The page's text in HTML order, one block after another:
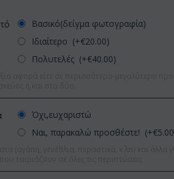
Βασικό(δείγμα φωτογραφία)
Ιδιαίτερο (+€20.00)
Πολυτελές (+€40.00)
Όχι,ευχαριστώ
Ναι, παρακαλώ προσθέστε! (+€5.00